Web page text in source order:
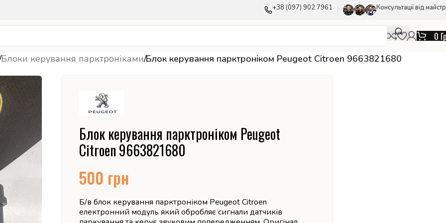
+38 (097) 902 7961 Консультації від
0
Блоки керування парктроніками/Блок керування парктроніком Peugeot Citroen 9663821680
Блок керування парктроніком Peugeot
Citroen 9663821680
500 грн
Б/в блок керування парктроніком Peugeot Citroen
електронний модуль який обробляє сигнали датчиків